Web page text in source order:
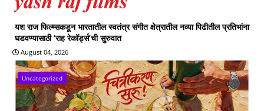
यश राज फिल्म्सकडून भारतातील स्वतंत्र संगीत क्षेत्रातील नव्या पिढीतील प्रतिभांना
घडवण्यासाठी ‘राह रेकॉर्ड्स’ची सुरुवात
August 04, 2026
Uncategorized